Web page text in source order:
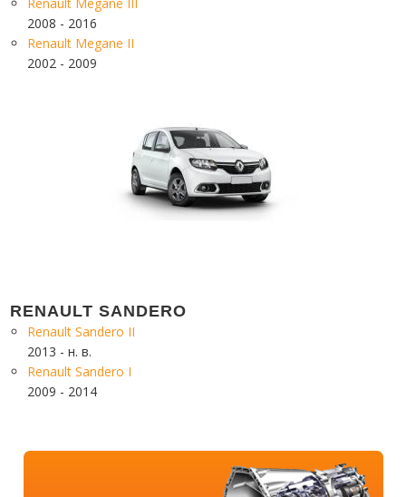
Renault Megane III
2008 - 2016
Renault Megane II
2002 - 2009
RENAULT SANDERO
Renault Sandero II
2013 - н. в.
Renault Sandero I
2009 - 2014